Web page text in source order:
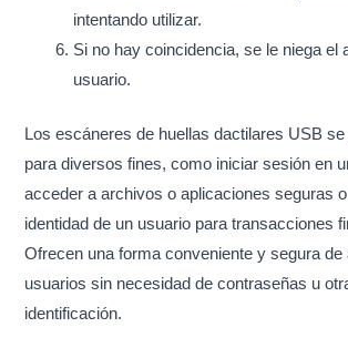
intentando utilizar.
Si no hay coincidencia, se le niega el
usuario.
Los escáneres de huellas dactilares USB
para diversos fines, como iniciar sesión en
acceder a archivos o aplicaciones seguras
identidad de un usuario para transacciones
Ofrecen una forma conveniente y segura de
usuarios sin necesidad de contraseñas u
identificación.